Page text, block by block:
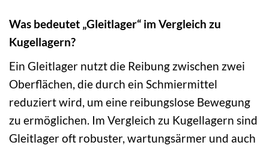
Was bedeutet „Gleitlager“ im Vergleich zu
Kugellagern?
Ein Gleitlager nutzt die Reibung zwischen zwei
Oberflächen, die durch ein Schmiermittel
reduziert wird, um eine reibungslose Bewegung
zu ermöglichen. Im Vergleich zu Kugellagern sind
Gleitlager oft robuster, wartungsärmer und auch